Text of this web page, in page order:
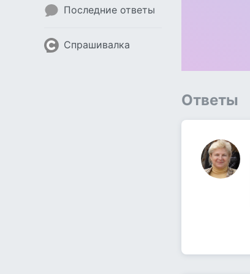
Последние ответы
Спрашивалка
Ответы